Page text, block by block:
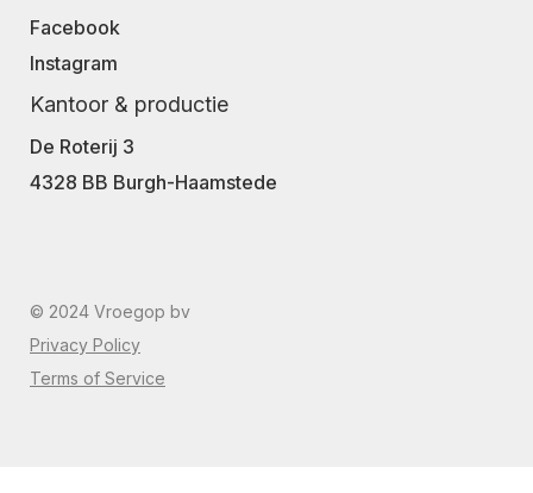
© 2024 Vroegop bv
Privacy Policy
Terms of Service
Facebook
Instagram
Kantoor & productie
De Roterij 3
4328 BB Burgh-Haamstede